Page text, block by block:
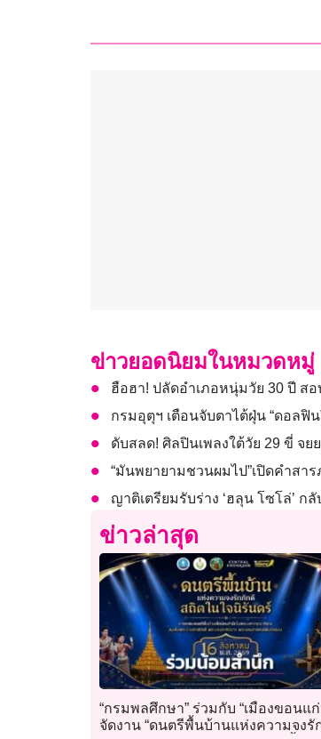
ข่าวยอดนิยมในหมวดหมู่
ฮือฮา! ปลัดอำเภอหนุ่มวัย 30 ปี สอ
กรมอุตุฯ เตือนจับตาไต้ฝุ่น “ดอลฟิ
ดับสลด! ศิลปินเพลงใต้วัย 29 ขี่ จ
“มันพยายามชวนผมไป”เปิดคำสา
ญาติเตรียมรับร่าง ‘ฮลุน โซโล่’
ข่าวล่าสุด
“กรมพลศึกษา” ร่วมกับ “เมืองขอนแก่
จัดงาน “ดนตรีพื้นบ้านแห่งความจงรั